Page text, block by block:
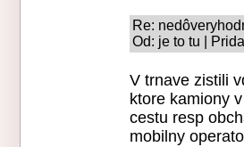
Re:
Od: je to tu |
V trnave zistili
ktore kamiony
cestu resp
mobilny